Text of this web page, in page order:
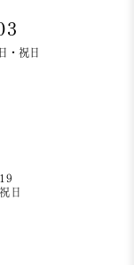
・祝日
日